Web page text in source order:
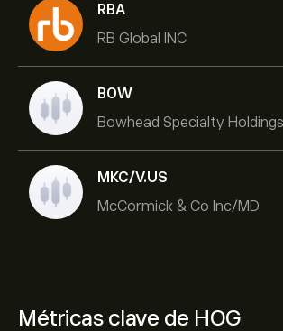
RBA
RB Global INC
BOW
Bowhead Specialty
MKC/V.US
McCormick & Co Inc/MD
Métricas clave de HOG